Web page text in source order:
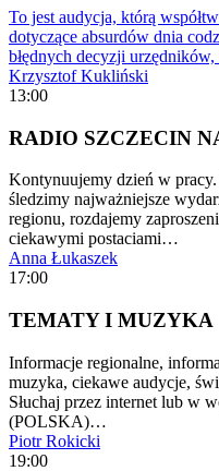
To jest audycja, którą
dotyczące absurdów dnia
błędnych decyzji
Krzysztof Kukliński
13:00
RADIO SZCZECIN
Kontynuujemy dzień w
śledzimy najważniejsze
regionu, rozdajemy
ciekawymi postaciami…
Anna Łukaszek
17:00
TEMATY I MUZYKA
Informacje regionalne,
muzyka, ciekawe audycje,
Słuchaj przez internet lub w
(POLSKA)…
Piotr Rokicki
19:00